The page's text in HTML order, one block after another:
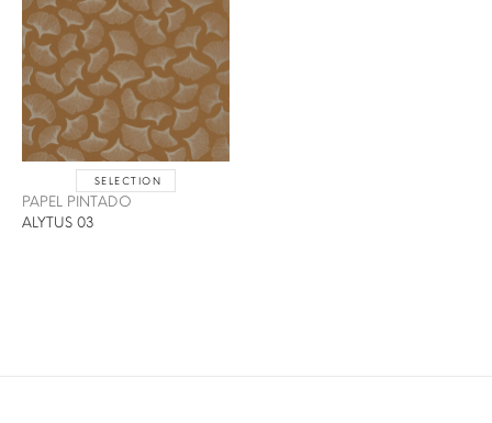
SELECTION
PAPEL PINTADO
ALYTUS 03